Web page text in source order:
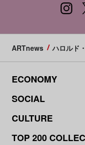
ARTnews ハロルド
ECONOMY
SOCIAL
CULTURE
TOP 200